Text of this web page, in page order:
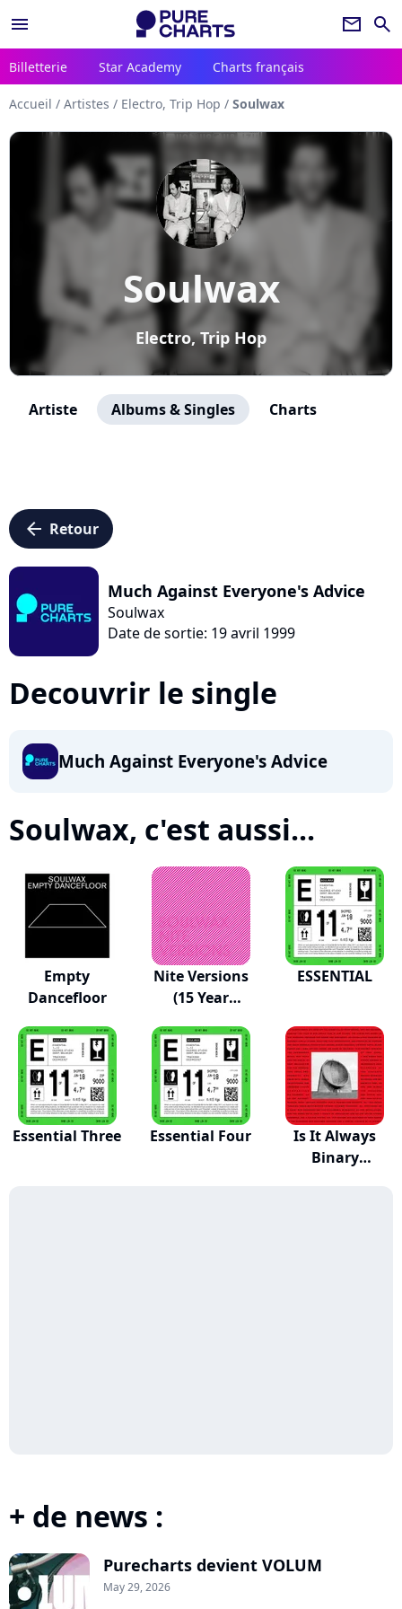
menu newsletter search
Billetterie Star Academy Charts français
Accueil / Artistes / Electro, Trip Hop / Soulwax
Soulwax
Electro, Trip Hop
Artiste Albums & Singles Charts
arrow_left Retour
Much Against Everyone's Advice
Soulwax
Date de sortie: 19 avril 1999
Decouvrir le single
Much Against Everyone's Advice
Soulwax, c'est aussi...
Empty
Dancefloor
Nite Versions
(15 Year
ESSENTIAL
Essential Three Essential Four
Is It Always
Binary
+ de news :
Purecharts devient VOLUM
May 29, 2026